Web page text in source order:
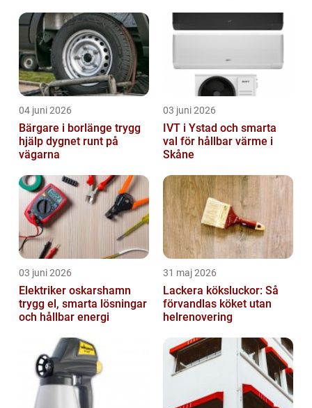
04 juni 2026
Bärgare i borlänge trygg
hjälp dygnet runt på
vägarna
03 juni 2026
IVT i Ystad och smarta
val för hållbar värme i
Skåne
03 juni 2026
Elektriker oskarshamn
trygg el, smarta lösningar
och hållbar energi
31 maj 2026
Lackera köksluckor: Så
förvandlas köket utan
helrenovering